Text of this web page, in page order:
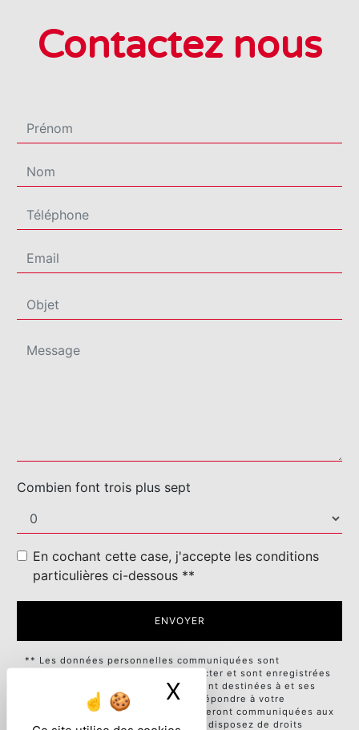
X Masquer le
Contactez nous
Combien font trois plus sept
En cochant cette case, j'accepte les conditions
particulières ci-dessous **
ENVOYER
** Les données personnelles communiquées sont
nécessaires aux fins de vous contacter et sont enregistrées
dans un fichier informatisé. Elles sont destinées à et ses
sous-traitants dans le seul but de répondre à votre
message. Les données collectées seront communiquées aux
seuls destinataires suivants: . Vous disposez de droits